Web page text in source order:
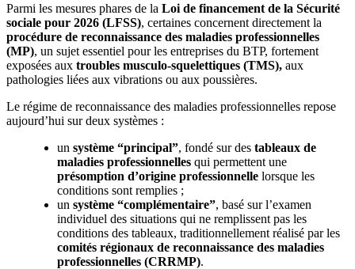
Parmi les mesures phares de la Loi de financement de la Sécurité
sociale pour 2026 (LFSS), certaines concernent directement la
procédure de reconnaissance des maladies professionnelles
(MP), un sujet essentiel pour les entreprises du BTP, fortement
exposées aux troubles musculo-squelettiques (TMS), aux
pathologies liées aux vibrations ou aux poussières.
Le régime de reconnaissance des maladies professionnelles repose
aujourd’hui sur deux systèmes :
un système “principal”, fondé sur des tableaux de
maladies professionnelles qui permettent une
présomption d’origine professionnelle lorsque les
conditions sont remplies ;
un système “complémentaire”, basé sur l’examen
individuel des situations qui ne remplissent pas les
conditions des tableaux, traditionnellement réalisé par les
comités régionaux de reconnaissance des maladies
professionnelles (CRRMP).